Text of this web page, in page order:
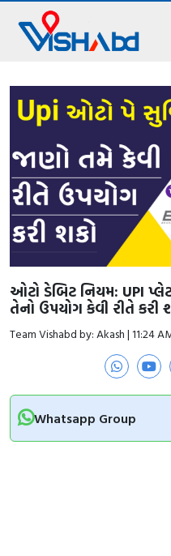
ઓટો ડેબિટ નિયમ: UPI
તેનો ઉપયોગ કેવી રીતે કરી
Team Vishabd by: Akash | 11:24
Whatsapp Group